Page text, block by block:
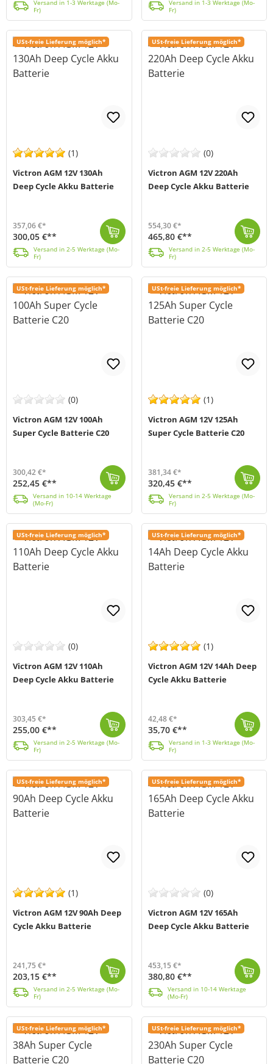
Versand in 1-3 Werktage (Mo-
Fr)
Versand in 1-3 Werktage (Mo-
Fr)
USt-freie Lieferung möglich*
(1)
Victron AGM 12V 130Ah
Deep Cycle Akku Batterie
357,06 €*
300,05 €**
Versand in 2-5 Werktage (Mo-
Fr)
USt-freie Lieferung möglich*
(0)
Victron AGM 12V 220Ah
Deep Cycle Akku Batterie
554,30 €*
465,80 €**
Versand in 2-5 Werktage (Mo-
Fr)
USt-freie Lieferung möglich*
(0)
Victron AGM 12V 100Ah
Super Cycle Batterie C20
300,42 €*
252,45 €**
Versand in 10-14 Werktage
(Mo-Fr)
USt-freie Lieferung möglich*
(1)
Victron AGM 12V 125Ah
Super Cycle Batterie C20
381,34 €*
320,45 €**
Versand in 2-5 Werktage (Mo-
Fr)
USt-freie Lieferung möglich*
(0)
Victron AGM 12V 110Ah
Deep Cycle Akku Batterie
303,45 €*
255,00 €**
Versand in 2-5 Werktage (Mo-
Fr)
USt-freie Lieferung möglich*
(1)
Victron AGM 12V 14Ah Deep
Cycle Akku Batterie
42,48 €*
35,70 €**
Versand in 1-3 Werktage (Mo-
Fr)
USt-freie Lieferung möglich*
(1)
Victron AGM 12V 90Ah Deep
Cycle Akku Batterie
241,75 €*
203,15 €**
Versand in 2-5 Werktage (Mo-
Fr)
USt-freie Lieferung möglich*
(0)
Victron AGM 12V 165Ah
Deep Cycle Akku Batterie
453,15 €*
380,80 €**
Versand in 10-14 Werktage
(Mo-Fr)
USt-freie Lieferung möglich* USt-freie Lieferung möglich*